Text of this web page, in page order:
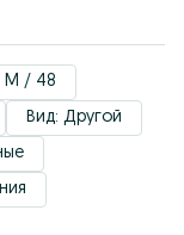
M / 48
Вид: Другой